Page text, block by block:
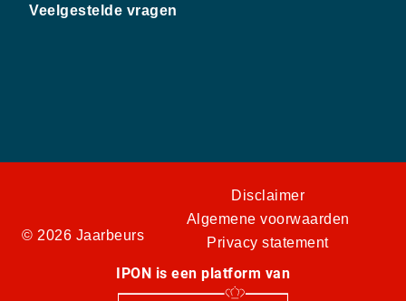
Veelgestelde vragen
© 2026 Jaarbeurs
Disclaimer
Algemene voorwaarden
Privacy statement
IPON is een platform van